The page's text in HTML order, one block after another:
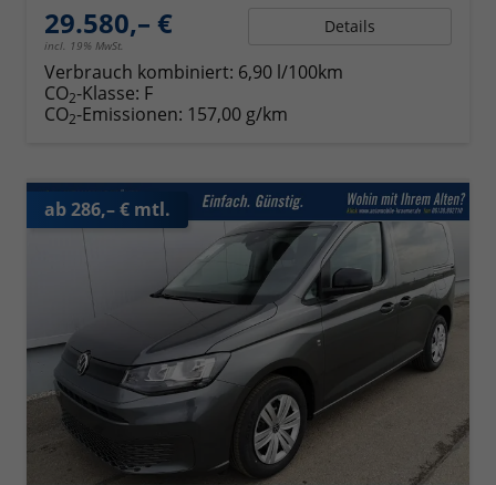
29.580,– €
incl. 19% MwSt.
Details
Verbrauch kombiniert: 6,90 l/100km
CO2-Klasse: F
CO2-Emissionen: 157,00 g/km
ab 286,– € mtl.